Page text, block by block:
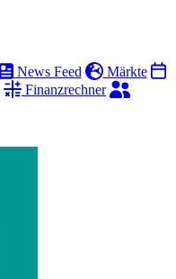
News Feed
Märkte
Finanzrechner